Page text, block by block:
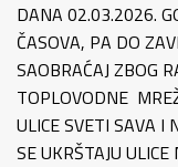
DANA 02.03.2026.
ČASOVA, PA DO
SAOBRAĆAJ ZBOG
TOPLOVODNE
ULICE SVETI SAVA I
SE UKRŠTAJU